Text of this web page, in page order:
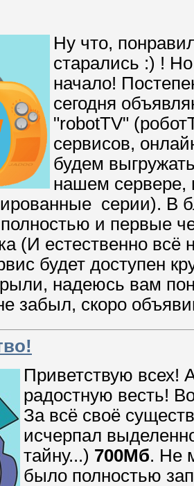
Ну что,
старались :) !
начало!
сегодня
"robotTV"
сервисов,
будем
нашем сервере,
серии). В
и первые
(И естественно всё
будет доступен
надеюсь вам
забыл, скоро
Приветствую всех!
радостную весть!
За всё своё
исчерпал
тайну...) 700Мб. Не
было полностью